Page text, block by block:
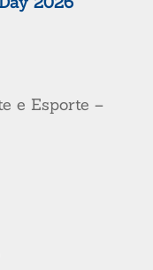
e Esporte –